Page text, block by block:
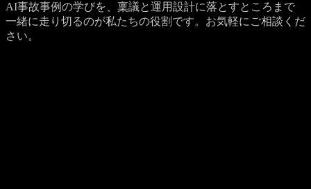
AI事故事例の学びを、稟議と運用設計に落とすところまで
一緒に走り切るのが私たちの役割です。お気軽にご相談くだ
さい。